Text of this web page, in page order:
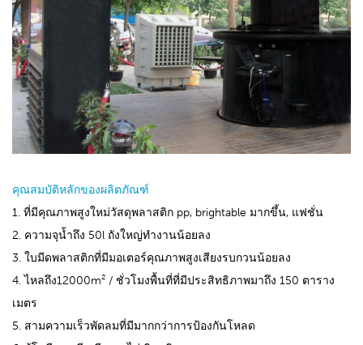
คุณสมบัติหลักของผลิตภัณฑ์
1. ที่มีคุณภาพสูงใหม่วัสดุพลาสติก pp, brightable มากขึ้น, แฟชั่น
2. ความจุน้ำถึง 50l ถังใหญ่ทำงานน้อยลง
3. ใบมีดพลาสติกที่มีมอเตอร์คุณภาพสูงเสียงรบกวนน้อยลง
4. ไหลถึง12000m² / ชั่วโมงพื้นที่ที่มีประสิทธิภาพมาถึง 150 ตาราง
เมตร
5. สามความเร็วพัดลมที่มีมากกว่าการป้องกันโหลด